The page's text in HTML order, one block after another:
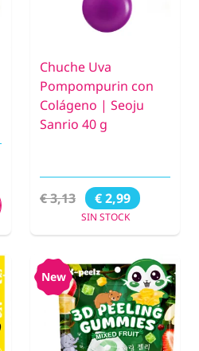
Chuche Uva
Pompompurin con
Colágeno | Seoju
Sanrio 40 g
€ 3,13 € 2,99
SIN STOCK
New